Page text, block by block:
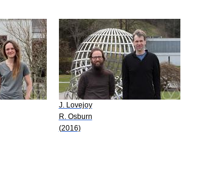
J. Lovejoy
R. Osburn
(2016)